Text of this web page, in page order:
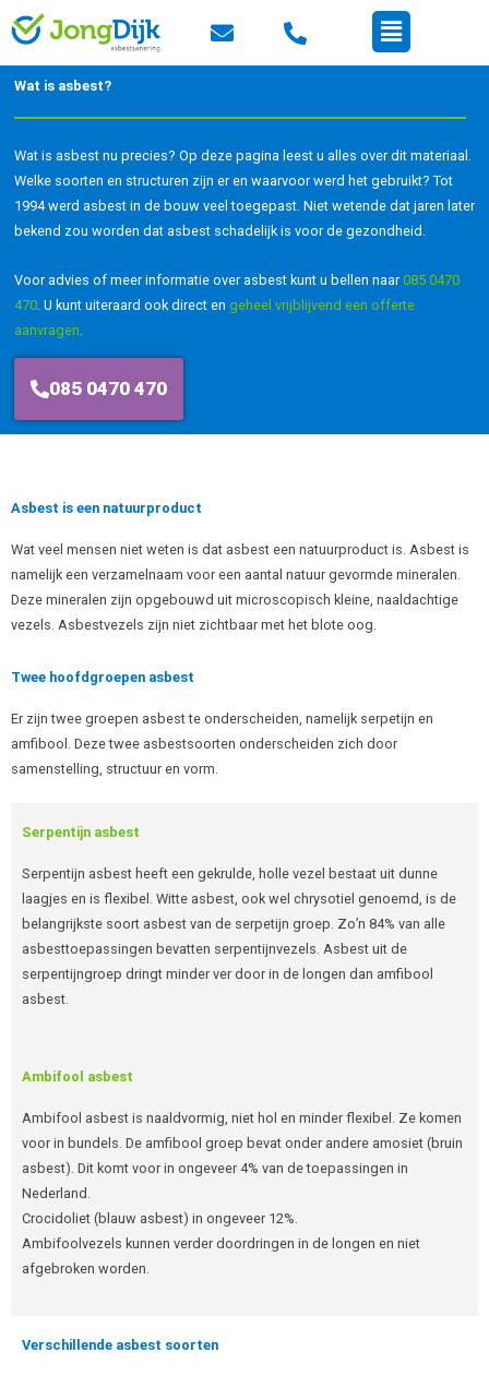
naar
de
inhoud
Menu
Wat is asbest?
Wat is asbest nu precies? Op deze pagina leest u alles over dit materiaal.
Welke soorten en structuren zijn er en waarvoor werd het gebruikt? Tot
1994 werd asbest in de bouw veel toegepast. Niet wetende dat jaren later
bekend zou worden dat asbest schadelijk is voor de gezondheid.
Voor advies of meer informatie over asbest kunt u bellen naar085 0470
470. U kunt uiteraard ook direct en geheel vrijblijvend een offerte
aanvragen.
085 0470 470
Asbest is een natuurproduct
Wat veel mensen niet weten is dat asbest een natuurproduct is. Asbest is
namelijk een verzamelnaam voor een aantal natuur gevormde mineralen.
Deze mineralen zijn opgebouwd uit microscopisch kleine, naaldachtige
vezels. Asbestvezels zijn niet zichtbaar met het blote oog.
Twee hoofdgroepen asbest
Er zijn twee groepen asbest te onderscheiden, namelijk serpetijn en
amfibool. Deze twee asbestsoorten onderscheiden zich door
samenstelling, structuur en vorm.
Serpentijn asbest
Serpentijn asbest heeft een gekrulde, holle vezel bestaat uit dunne
laagjes en is flexibel. Witte asbest, ook wel chrysotiel genoemd, is de
belangrijkste soort asbest van de serpetijn groep. Zo’n 84% van alle
asbesttoepassingen bevatten serpentijnvezels. Asbest uit de
serpentijngroep dringt minder ver door in de longen dan amfibool
asbest.
Ambifool asbest
Ambifool asbest is naaldvormig, niet hol en minder flexibel. Ze komen
voor in bundels. De amfibool groep bevat onder andere amosiet (bruin
asbest). Dit komt voor in ongeveer 4% van de toepassingen in
Nederland.
Crocidoliet (blauw asbest) in ongeveer 12%.
Ambifoolvezels kunnen verder doordringen in de longen en niet
afgebroken worden.
Verschillende asbest soorten